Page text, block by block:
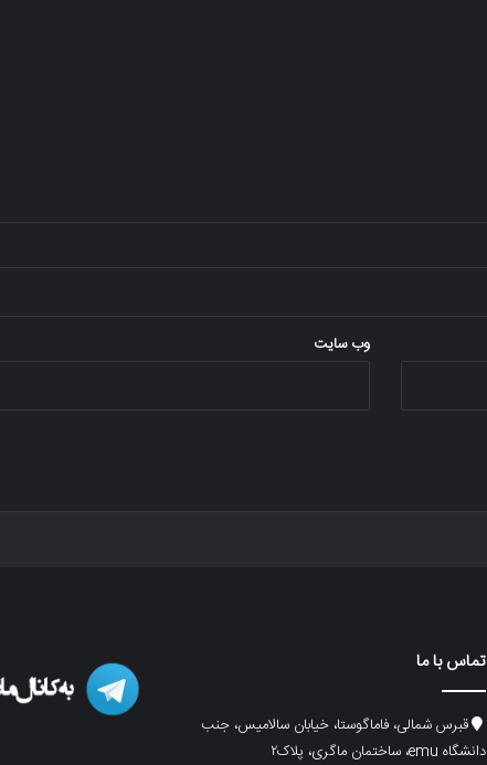
وب‌ سایت
تماس با ما
قبرس شمالی، فاماگوستا، خیابان سالامیس، جنب
دانشگاه emu، ساختمان ماگری، پلاک۲